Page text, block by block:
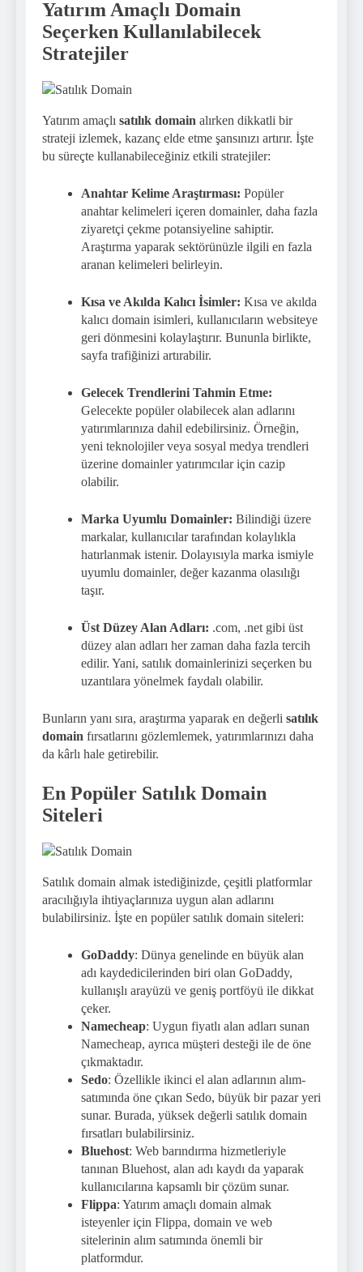
Yatırım Amaçlı Domain
Seçerken Kullanılabilecek
Stratejiler
Yatırım amaçlı satılık domain alırken dikkatli bir
strateji izlemek, kazanç elde etme şansınızı artırır. İşte
bu süreçte kullanabileceğiniz etkili stratejiler:
Anahtar Kelime Araştırması: Popüler
anahtar kelimeleri içeren domainler, daha fazla
ziyaretçi çekme potansiyeline sahiptir.
Araştırma yaparak sektörünüzle ilgili en fazla
aranan kelimeleri belirleyin.
Kısa ve Akılda Kalıcı İsimler: Kısa ve akılda
kalıcı domain isimleri, kullanıcıların websiteye
geri dönmesini kolaylaştırır. Bununla birlikte,
sayfa trafiğinizi artırabilir.
Gelecek Trendlerini Tahmin Etme:
Gelecekte popüler olabilecek alan adlarını
yatırımlarınıza dahil edebilirsiniz. Örneğin,
yeni teknolojiler veya sosyal medya trendleri
üzerine domainler yatırımcılar için cazip
olabilir.
Marka Uyumlu Domainler: Bilindiği üzere
markalar, kullanıcılar tarafından kolaylıkla
hatırlanmak istenir. Dolayısıyla marka ismiyle
uyumlu domainler, değer kazanma olasılığı
taşır.
Üst Düzey Alan Adları: .com, .net gibi üst
düzey alan adları her zaman daha fazla tercih
edilir. Yani, satılık domainlerinizi seçerken bu
uzantılara yönelmek faydalı olabilir.
Bunların yanı sıra, araştırma yaparak en değerli satılık
domain fırsatlarını gözlemlemek, yatırımlarınızı daha
da kârlı hale getirebilir.
En Popüler Satılık Domain
Siteleri
Satılık domain almak istediğinizde, çeşitli platformlar
aracılığıyla ihtiyaçlarınıza uygun alan adlarını
bulabilirsiniz. İşte en popüler satılık domain siteleri:
GoDaddy: Dünya genelinde en büyük alan
adı kaydedicilerinden biri olan GoDaddy,
kullanışlı arayüzü ve geniş portföyü ile dikkat
çeker.
Namecheap: Uygun fiyatlı alan adları sunan
Namecheap, ayrıca müşteri desteği ile de öne
çıkmaktadır.
Sedo: Özellikle ikinci el alan adlarının alım-
satımında öne çıkan Sedo, büyük bir pazar yeri
sunar. Burada, yüksek değerli satılık domain
fırsatları bulabilirsiniz.
Bluehost: Web barındırma hizmetleriyle
tanınan Bluehost, alan adı kaydı da yaparak
kullanıcılarına kapsamlı bir çözüm sunar.
Flippa: Yatırım amaçlı domain almak
isteyenler için Flippa, domain ve web
sitelerinin alım satımında önemli bir
platformdur.